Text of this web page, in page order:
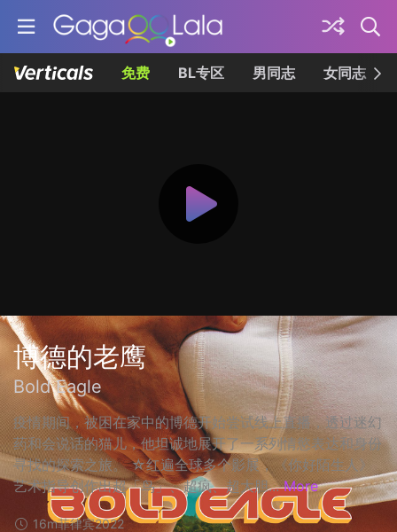
免费 BL专区 男同志 女同志
博德的老鹰
Bold Eagle
疫情期间，被困在家中的博德开始尝试线上直播，透过迷幻
药和会说话的猫儿，他坦诚地展开了一系列情慾表达和身份
寻找的探索之旅。 ☆红遍全球多个影展，《你好陌生人》
艺术指导创作出超「鸟」、超疯、超大胆... More
16m菲律宾2022